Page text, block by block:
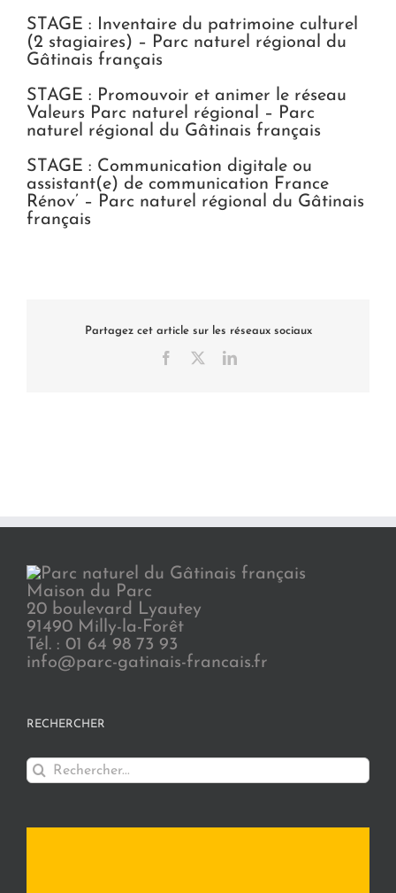
STAGE : Inventaire du patrimoine culturel
(2 stagiaires) – Parc naturel régional du
Gâtinais français
STAGE : Promouvoir et animer le réseau
Valeurs Parc naturel régional – Parc
naturel régional du Gâtinais français
STAGE : Communication digitale ou
assistant(e) de communication France
Rénov’ – Parc naturel régional du Gâtinais
français
Partagez cet article sur les réseaux sociaux
Facebook LinkedIn
Maison du Parc
20 boulevard Lyautey
91490 Milly-la-Forêt
Tél. : 01 64 98 73 93
info@parc-gatinais-francais.fr
RECHERCHER
Rechercher: